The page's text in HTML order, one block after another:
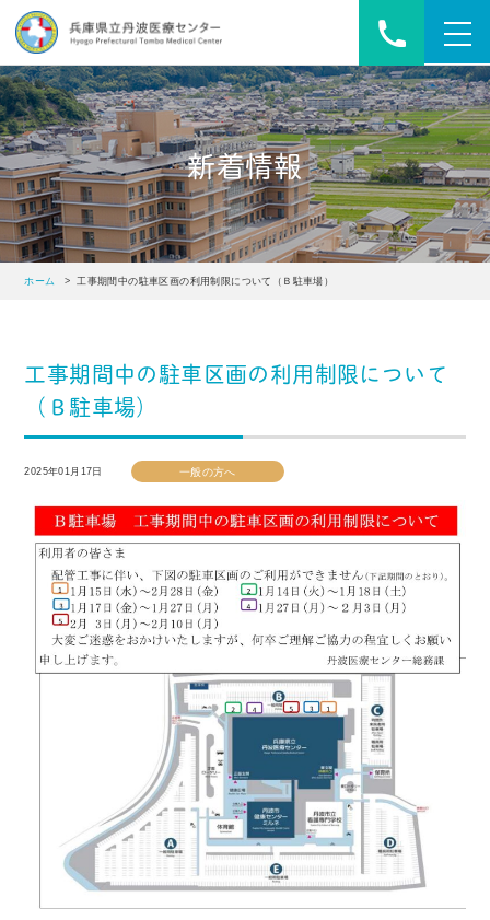
新着情報
ホーム > 工事期間中の駐車区画の利用制限について（Ｂ駐車場）
工事期間中の駐車区画の利用制限について
（Ｂ駐車場）
2025年01月17日 一般の方へ